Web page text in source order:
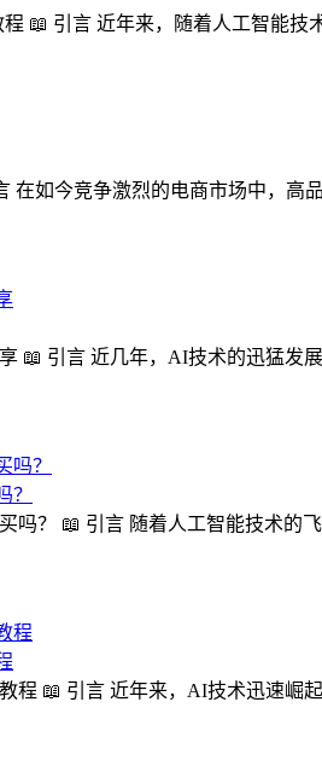
📖 引言 近年来，随着人工智能
在如今竞争激烈的电商市场中，
📖 引言 近几年，AI技术的迅猛
？
吗？ 📖 引言 随着人工智能技术
程 📖 引言 近年来，AI技术迅速